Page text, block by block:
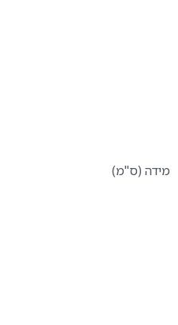
מידה (ס"מ)